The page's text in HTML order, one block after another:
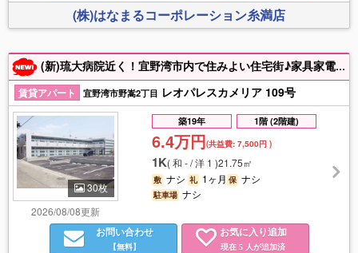
(株)はなまるコーポレーション糸満店
(新)琉大病院近く！宜野湾市内で住みよい住宅街♪家具家電付き＆住設備充実♪初めての一人暮らしにおススメ物件！【初期費用の詳細は下記備考欄参照】連帯保証人不要＆電子契約でスムーズ契約＆入居！
賃貸アパート 宜野湾市野嵩2丁目 レオパレスカメリア 109号
30枚
2026/08/08更新
築19年 1階 (2階建)
6.4万円(共益費:7,500円 )
1K(和 - / 洋 1 )21.75㎡
敷 ナシ 礼 1ヶ月保 ナシ
駐車場 ナシ
お問い合わせ
【無料】
お気に入り追加
現在 5 人が追加済